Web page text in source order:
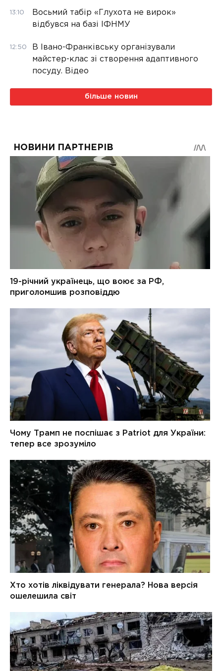
13:10
Восьмий табір «Глухота не вирок»
відбувся на базі ІФНМУ
12:50
В Івано-Франківську організували
майстер-клас зі створення адаптивного
посуду. Відео
більше новин